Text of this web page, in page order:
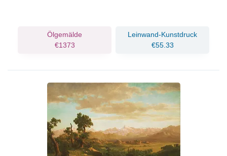
Ölgemälde
€1373
Leinwand-Kunstdruck
€55.33